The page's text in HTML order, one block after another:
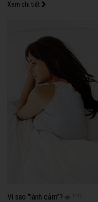
Xem chi tiết
Vì sao "lãnh cảm"? 1132